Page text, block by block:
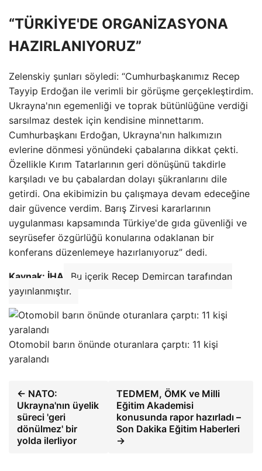
“TÜRKİYE'DE ORGANİZASYONA
HAZIRLANIYORUZ”
Zelenskiy şunları söyledi: “Cumhurbaşkanımız Recep
Tayyip Erdoğan ile verimli bir görüşme gerçekleştirdim.
Ukrayna'nın egemenliği ve toprak bütünlüğüne verdiği
sarsılmaz destek için kendisine minnettarım.
Cumhurbaşkanı Erdoğan, Ukrayna'nın halkımızın
evlerine dönmesi yönündeki çabalarına dikkat çekti.
Özellikle Kırım Tatarlarının geri dönüşünü takdirle
karşıladı ve bu çabalardan dolayı şükranlarını dile
getirdi. Ona ekibimizin bu çalışmaya devam edeceğine
dair güvence verdim. Barış Zirvesi kararlarının
uygulanması kapsamında Türkiye'de gıda güvenliği ve
seyrüsefer özgürlüğü konularına odaklanan bir
konferans düzenlemeye hazırlanıyoruz” dedi.
Kaynak: İHA
Bu içerik Recep Demircan tarafından
yayınlanmıştır.
Otomobil barın önünde oturanlara çarptı: 11 kişi
yaralandı
← NATO:
Ukrayna'nın üyelik
süreci 'geri
dönülmez' bir
yolda ilerliyor
TEDMEM, ÖMK ve Milli
Eğitim Akademisi
konusunda rapor hazırladı –
Son Dakika Eğitim Haberleri
→